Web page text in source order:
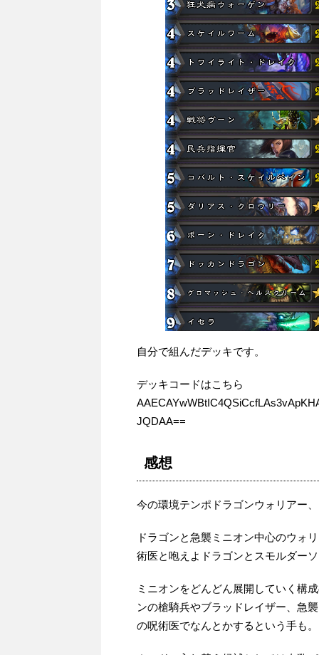
自分で組んだデッキです。
デッキコードはこちら
JQDAA==
感想
今の環境テンポドラゴンウォリアー
ドラゴンと急襲ミニオン中心のウォ
術医と咆えよドラゴンとスモルダー
ミニオンをどんどん展開していく構
ンの槍騎兵やブラッドレイザー、急
の呪術医でなんとかするという手も。